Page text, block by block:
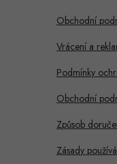
Obchodní
Vrácení a
Podmínky
Obchodní
Způsob
Zásady